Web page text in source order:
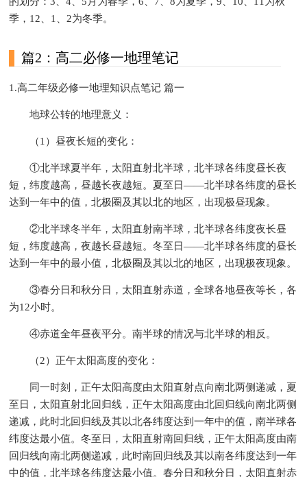
季，12、1、2为冬季。
篇2：高二必修一地理笔记
1.高二年级必修一地理知识点笔记 篇一
地球公转的地理意义：
（1）昼夜长短的变化：
①北半球夏半年，太阳直射北半球，北半球各纬度昼长夜
短，纬度越高，昼越长夜越短。夏至日——北半球各纬度的昼长
达到一年中的值，北极圈及其以北的地区，出现极昼现象。
②北半球冬半年，太阳直射南半球，北半球各纬度夜长昼
短，纬度越高，夜越长昼越短。冬至日——北半球各纬度的昼长
达到一年中的最小值，北极圈及其以北的地区，出现极夜现象。
③春分日和秋分日，太阳直射赤道，全球各地昼夜等长，各
为12小时。
④赤道全年昼夜平分。南半球的情况与北半球的相反。
（2）正午太阳高度的变化：
同一时刻，正午太阳高度由太阳直射点向南北两侧递减，夏
至日，太阳直射北回归线，正午太阳高度由北回归线向南北两侧
递减，此时北回归线及其以北各纬度达到一年中的值，南半球各
纬度达最小值。冬至日，太阳直射南回归线，正午太阳高度由南
回归线向南北两侧递减，此时南回归线及其以南各纬度达到一年
中的值，北半球各纬度达最小值。春分日和秋分日，太阳直射赤